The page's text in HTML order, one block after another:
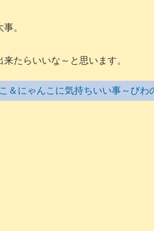
。
たらいいな～と思います。
＆にゃんこに気持ちいい事～びわ